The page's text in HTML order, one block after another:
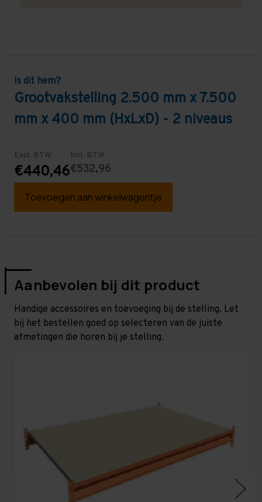
Is dit hem?
Grootvakstelling 2.500 mm x 7.500
mm x 400 mm (HxLxD) - 2 niveaus
Excl. BTW
€440,46
Incl. BTW
€532,96
Toevoegen aan winkelwagentje
Aanbevolen bij dit product
Handige accessoires en toevoeging bij de stelling. Let
bij het bestellen goed op selecteren van de juiste
afmetingen die horen bij je stelling.